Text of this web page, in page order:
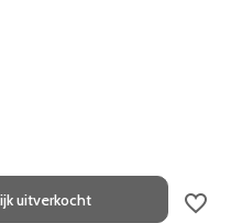
uitverkocht